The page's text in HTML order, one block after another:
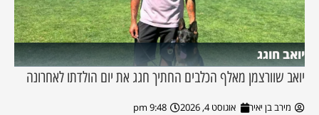
יואב חוגג
יואב שוורצמן מאלף הכלבים החתיך חגג את יום הולדתו לאחרונה
מירב בן יאיר אוגוסט 4, 2026 9:48 pm